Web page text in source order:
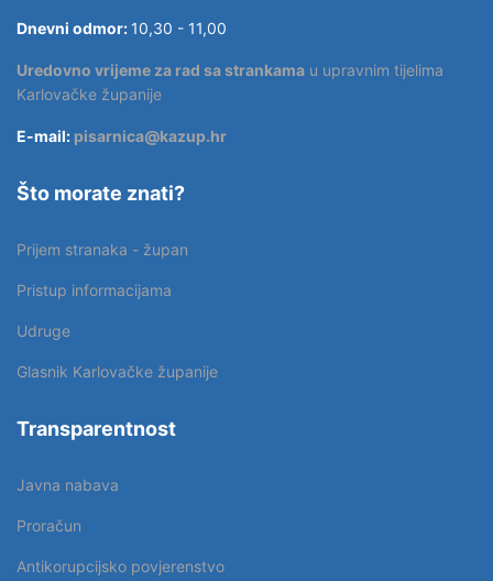
Dnevni odmor: 10,30 - 11,00
Uredovno vrijeme za rad sa strankama u upravnim tijelima
Karlovačke županije
E-mail: pisarnica@kazup.hr
Što morate znati?
Prijem stranaka - župan
Pristup informacijama
Udruge
Glasnik Karlovačke županije
Transparentnost
Javna nabava
Proračun
Antikorupcijsko povjerenstvo